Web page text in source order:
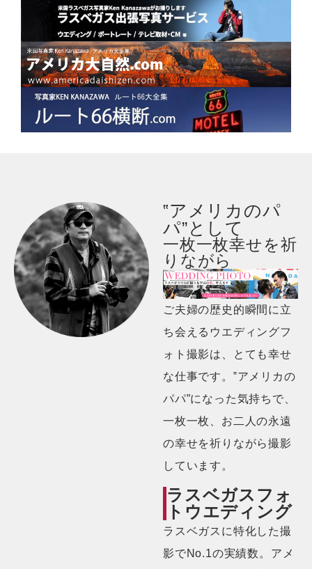
‟アメリカのパ
パ”として
一枚一枚幸せを祈
りながら
ご夫婦の歴史的瞬間に立
ち会えるウエディングフ
ォト撮影は、とても幸せ
な仕事です。‟アメリカの
パパ”になった気持ちで、
一枚一枚、お二人の永遠
の幸せを祈りながら撮影
しています。
ラスベガスフォ
トウエディング
ラスベガスに特化した撮
影でNo.1の実績数。アメ